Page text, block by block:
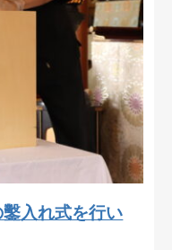
入れ式を行い